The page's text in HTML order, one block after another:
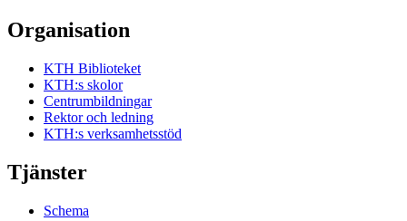
Organisation
KTH Biblioteket
KTH:s skolor
Centrumbildningar
Rektor och ledning
KTH:s verksamhetsstöd
Tjänster
Schema